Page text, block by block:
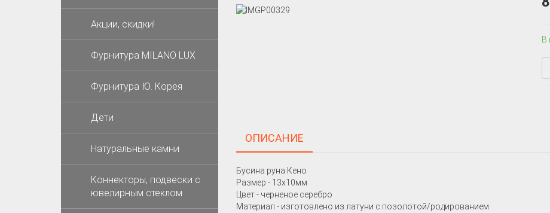
В
ОПИСАНИЕ
Бусина руна Кено
Размер - 13х10мм
Цвет - черненое серебро
Материал - изготовлено из латуни с позолотой/родированием.
Акции, скидки!
Фурнитура MILANO LUX
Фурнитура Ю. Корея
Дети
Натуральные камни
Коннекторы, подвески с
ювелирным стеклом